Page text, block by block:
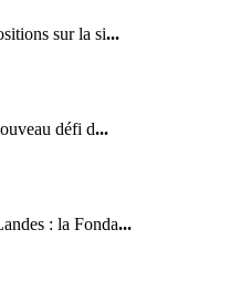
sur la si...
défi d...
: la Fonda...